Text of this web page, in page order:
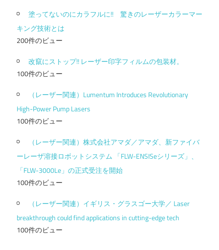
塗ってないのにカラフルに!! 驚きのレーザーカラーマー
キング技術とは
200件のビュー
改竄にストップ!! レーザー印字フィルムの包装材。
100件のビュー
（レーザー関連）Lumentum Introduces Revolutionary
High-Power Pump Lasers
100件のビュー
（レーザー関連）株式会社アマダ／アマダ、新ファイバ
ーレーザ溶接ロボットシステム 「FLW-ENSISeシリーズ」、
「FLW-3000Le」の正式受注を開始
100件のビュー
（レーザー関連）イギリス・グラスゴー大学／ Laser
breakthrough could find applications in cutting-edge tech
100件のビュー